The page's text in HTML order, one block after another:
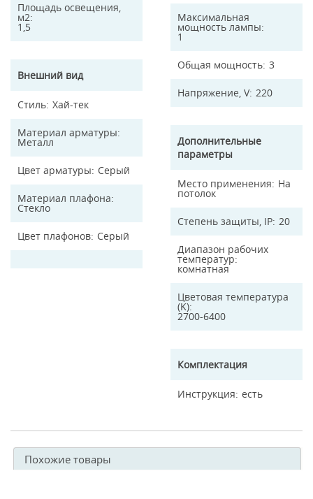
Площадь освещения,
м2
1,5
Внешний вид
Стиль Хай-тек
Материал арматуры
Металл
Цвет арматуры Серый
Материал плафона
Стекло
Цвет плафонов Серый
Максимальная
мощность лампы
1
Общая мощность 3
Напряжение, V 220
Дополнительные
параметры
Место применения На
потолок
Степень защиты, IP 20
Диапазон рабочих
температур
комнатная
Цветовая температура
(K)
2700-6400
Комплектация
Инструкция есть
Похожие товары